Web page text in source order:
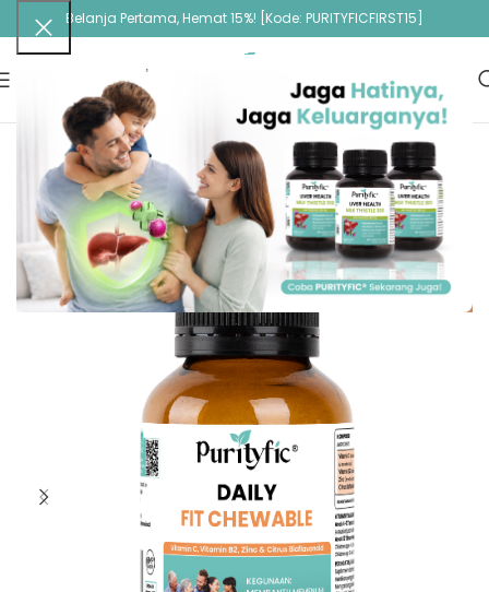
Belanja Pertama, Hemat 15%! [Kode: PURITYFICFIRST15]
-15%